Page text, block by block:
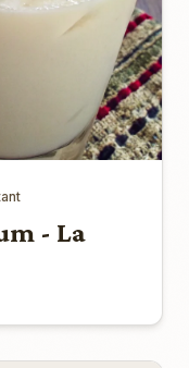
- La